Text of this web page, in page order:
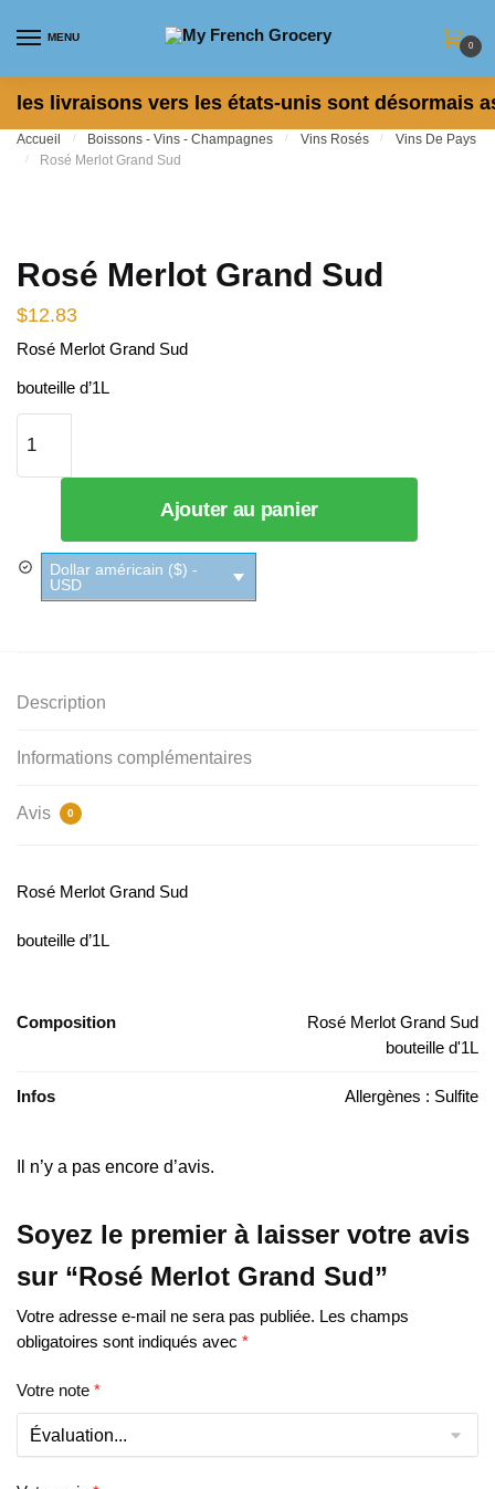
MENU
0
les livraisons vers les états-unis sont désormais
Accueil / Boissons - Vins - Champagnes / Vins Rosés / Vins De Pays
/ Rosé Merlot Grand Sud
Rosé Merlot Grand Sud
$12.83
Rosé Merlot Grand Sud
bouteille d’1L
Ajouter au panier
Dollar américain ($) -
USD
Description
Informations complémentaires
Avis 0
Rosé Merlot Grand Sud
bouteille d’1L
Composition
Rosé Merlot Grand Sud
bouteille d'1L
Infos Allergènes : Sulfite
Il n’y a pas encore d’avis.
Soyez le premier à laisser votre avis
sur “Rosé Merlot Grand Sud”
Votre adresse e-mail ne sera pas publiée. Les champs
obligatoires sont indiqués avec *
Votre note *